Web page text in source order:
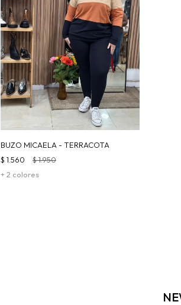
BUZO MICAELA - TERRACOTA
+ 2 colores
$ 1.560 $1.950